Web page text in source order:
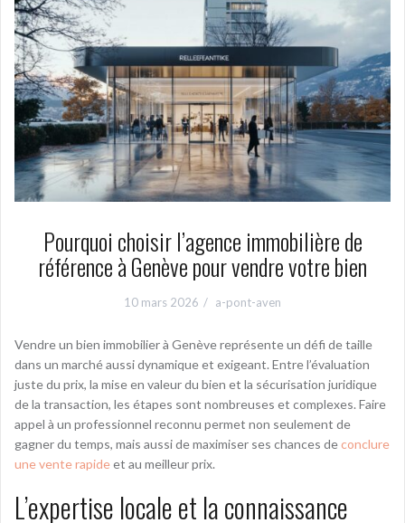
Pourquoi choisir l’agence immobilière de
référence à Genève pour vendre votre bien
10 mars 2026 a-pont-aven
Vendre un bien immobilier à Genève représente un défi de taille
dans un marché aussi dynamique et exigeant. Entre l’évaluation
juste du prix, la mise en valeur du bien et la sécurisation juridique
de la transaction, les étapes sont nombreuses et complexes. Faire
appel à un professionnel reconnu permet non seulement de
gagner du temps, mais aussi de maximiser ses chances deconclure
une vente rapideet au meilleur prix.
L’expertise locale et la connaissance